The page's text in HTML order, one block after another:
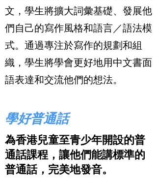
文，學生將擴大詞彙基礎、發展他
們自己的寫作風格和語言／語法模
式。通過專注於寫作的規劃和組
織，學生將學會更好地用中文書面
語表達和交流他們的想法。
學好普通話
為香港兒童至青少年開設的普
通話課程，讓他們能講標準的
普通話，完美地發音。